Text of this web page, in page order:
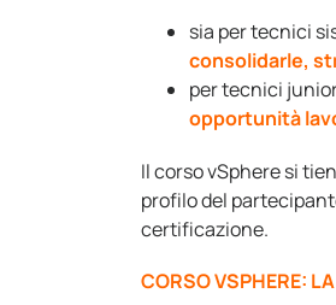
sia per tecnici
consolidarle,
per tecnici
opportunità
Il corso vSphere si
profilo del
certificazione.
CORSO VSPHERE: